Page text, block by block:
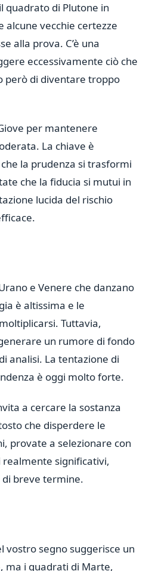
quadrato di Plutone in
alcune vecchie certezze
alla prova. C’è una
eccessivamente ciò che
però di diventare troppo
per mantenere
La chiave è
la prudenza si trasformi
che la fiducia si mutui in
lucida del rischio
e Venere che danzano
è altissima e le
Tuttavia,
un rumore di fondo
analisi. La tentazione di
è oggi molto forte.
a cercare la sostanza
che disperdere le
provate a selezionare con
realmente significativi,
breve termine.
vostro segno suggerisce un
ma i quadrati di Marte,